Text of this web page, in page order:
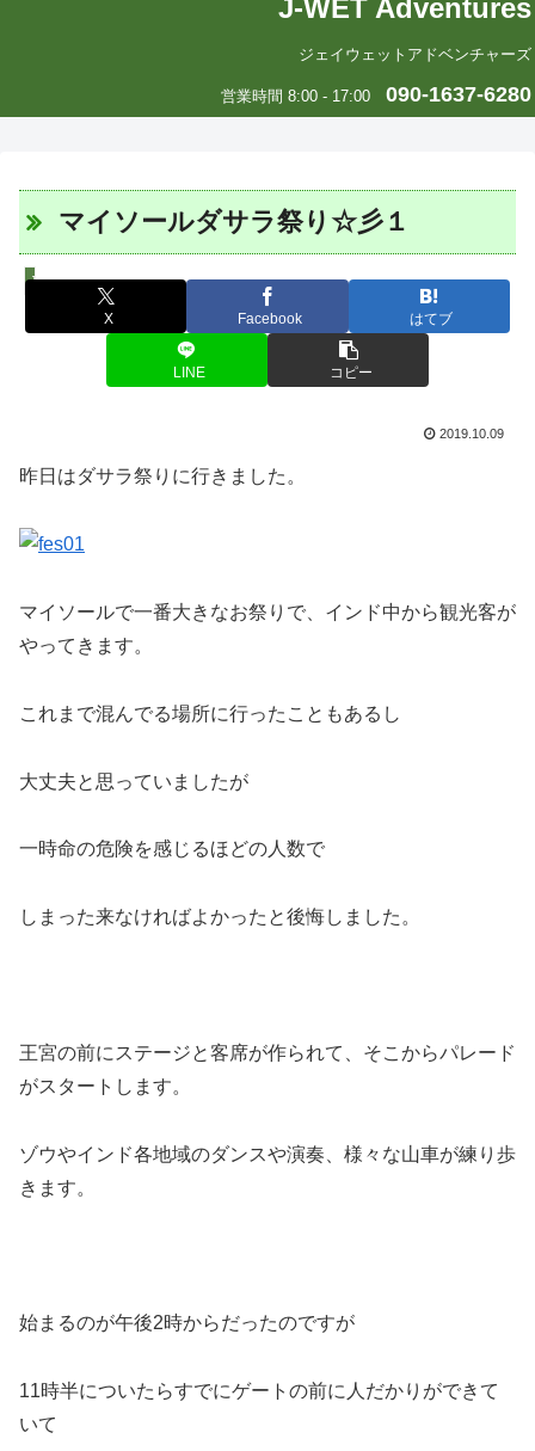
J-WET Adventures
ジェイウェットアドベンチャーズ
営業時間 8:00 - 17:00 090-1637-6280
マイソールダサラ祭り☆彡１
J-WETインド支部～ヨガのこころ～
X Facebook はてブ
LINE コピー
2019.10.09
昨日はダサラ祭りに行きました。
マイソールで一番大きなお祭りで、インド中から観光客が
やってきます。
これまで混んでる場所に行ったこともあるし
大丈夫と思っていましたが
一時命の危険を感じるほどの人数で
しまった来なければよかったと後悔しました。
王宮の前にステージと客席が作られて、そこからパレード
がスタートします。
ゾウやインド各地域のダンスや演奏、様々な山車が練り歩
きます。
始まるのが午後2時からだったのですが
11時半についたらすでにゲートの前に人だかりができて
いて